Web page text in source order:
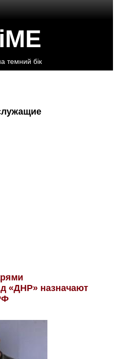
темний бік
«ДНР» назначают